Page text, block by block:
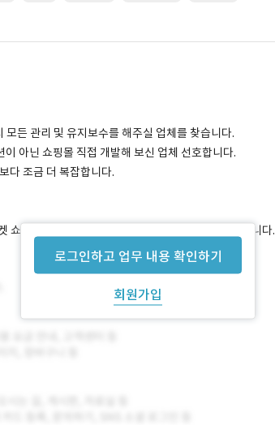
로그인하고 업무 내용 확인하기
회원가입
든 관리 및 유지보수를 해주실 업체를 찾습니다.
아닌 쇼핑몰 직접 개발해 보신 업체 선호합니다.
다 조금 더 복잡합니다.
쇼핑몰이며, 전체 유지보수/관리해 주실 업체를 찾습니다.